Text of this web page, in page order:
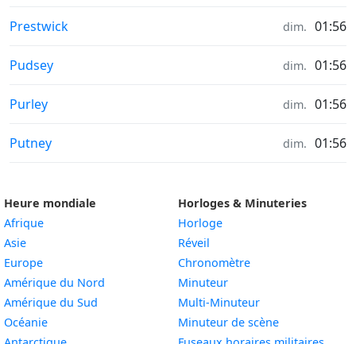
Météo in
Prestwick dim. 01:56
Météo in
Pudsey dim. 01:56
Météo in
Purley dim. 01:56
Météo in
Putney dim. 01:56
Heure mondiale
Afrique
Asie
Europe
Amérique du Nord
Amérique du Sud
Océanie
Horloges & Minuteries
Horloge
Réveil
Chronomètre
Minuteur
Multi-Minuteur
Minuteur de scène